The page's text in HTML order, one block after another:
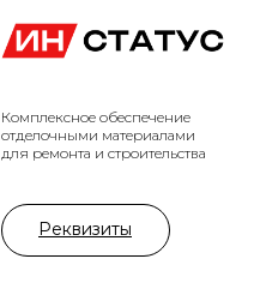
Комплексное обеспечение
отделочными материалами
для ремонта и строительства
Реквизиты